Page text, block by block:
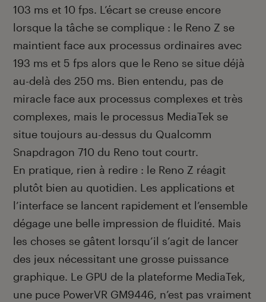
103 ms et 10 fps. L’écart se creuse encore
lorsque la tâche se complique : le Reno Z se
maintient face aux processus ordinaires avec
193 ms et 5 fps alors que le Reno se situe déjà
au-delà des 250 ms. Bien entendu, pas de
miracle face aux processus complexes et très
complexes, mais le processus MediaTek se
situe toujours au-dessus du Qualcomm
Snapdragon 710 du Reno tout courtr.
En pratique, rien à redire : le Reno Z réagit
plutôt bien au quotidien. Les applications et
l’interface se lancent rapidement et l’ensemble
dégage une belle impression de fluidité. Mais
les choses se gâtent lorsqu’il s’agit de lancer
des jeux nécessitant une grosse puissance
graphique. Le GPU de la plateforme MediaTek,
une puce PowerVR GM9446, n’est pas vraiment